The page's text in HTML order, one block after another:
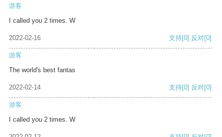
游客
I called you 2 times. W
2022-02-16 支持[0] 反对[0]
游客
The world's best fantas
2022-02-14 支持[0] 反对[0]
游客
I called you 2 times. W